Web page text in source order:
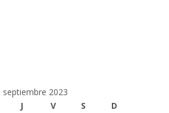
septiembre 2023
J V S
D